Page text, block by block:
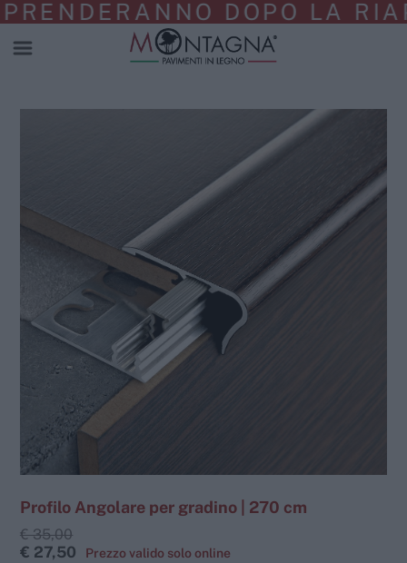
DOPO LA
Profilo Angolare per gradino | 270 cm
€ 35,00
€ 27,50